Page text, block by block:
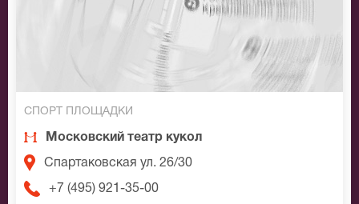
СПОРТ ПЛОЩАДКИ
Московский театр кукол
Спартаковская ул. 26/30
+7 (495) 921-35-00